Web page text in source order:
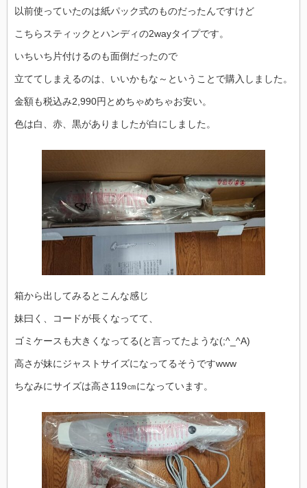
以前使っていたのは紙パック式のものだったんですけど
こちらスティックとハンディの2wayタイプです。
いちいち片付けるのも面倒だったので
立ててしまえるのは、いいかもな～ということで購入しました。
金額も税込み2,990円とめちゃめちゃお安い。
色は白、赤、黒がありましたが白にしました。
箱から出してみるとこんな感じ
妹曰く、コードが長くなってて、
ゴミケースも大きくなってる(と言ってたような(;^_^A)
高さが妹にジャストサイズになってるそうですwww
ちなみにサイズは高さ119㎝になっています。